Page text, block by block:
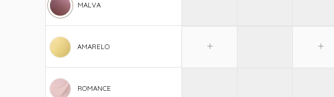
MALVA
AMARELO
ROMANCE